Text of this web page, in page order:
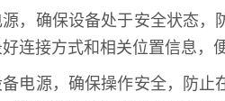
，确保设备处于安全状态
连接方式和相关位置信息，
电源，确保操作安全，防